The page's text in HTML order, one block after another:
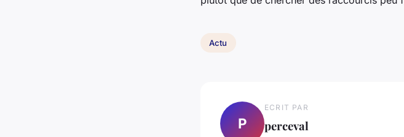
Actu
P
ECRIT PAR
perceval